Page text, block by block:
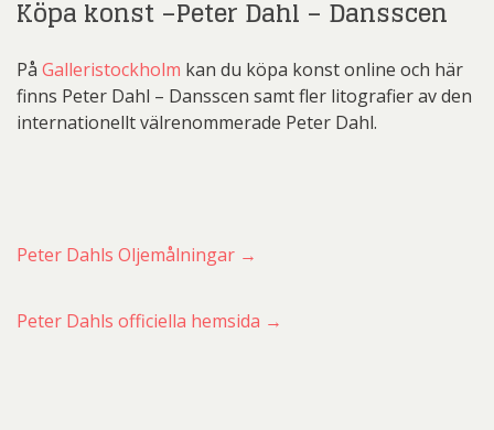
Köpa konst –Peter Dahl – Dansscen
På Galleristockholm kan du köpa konst online och här
finns Peter Dahl – Dansscen samt fler litografier av den
internationellt välrenommerade Peter Dahl.
Peter Dahls Oljemålningar →
Peter Dahls officiella hemsida →